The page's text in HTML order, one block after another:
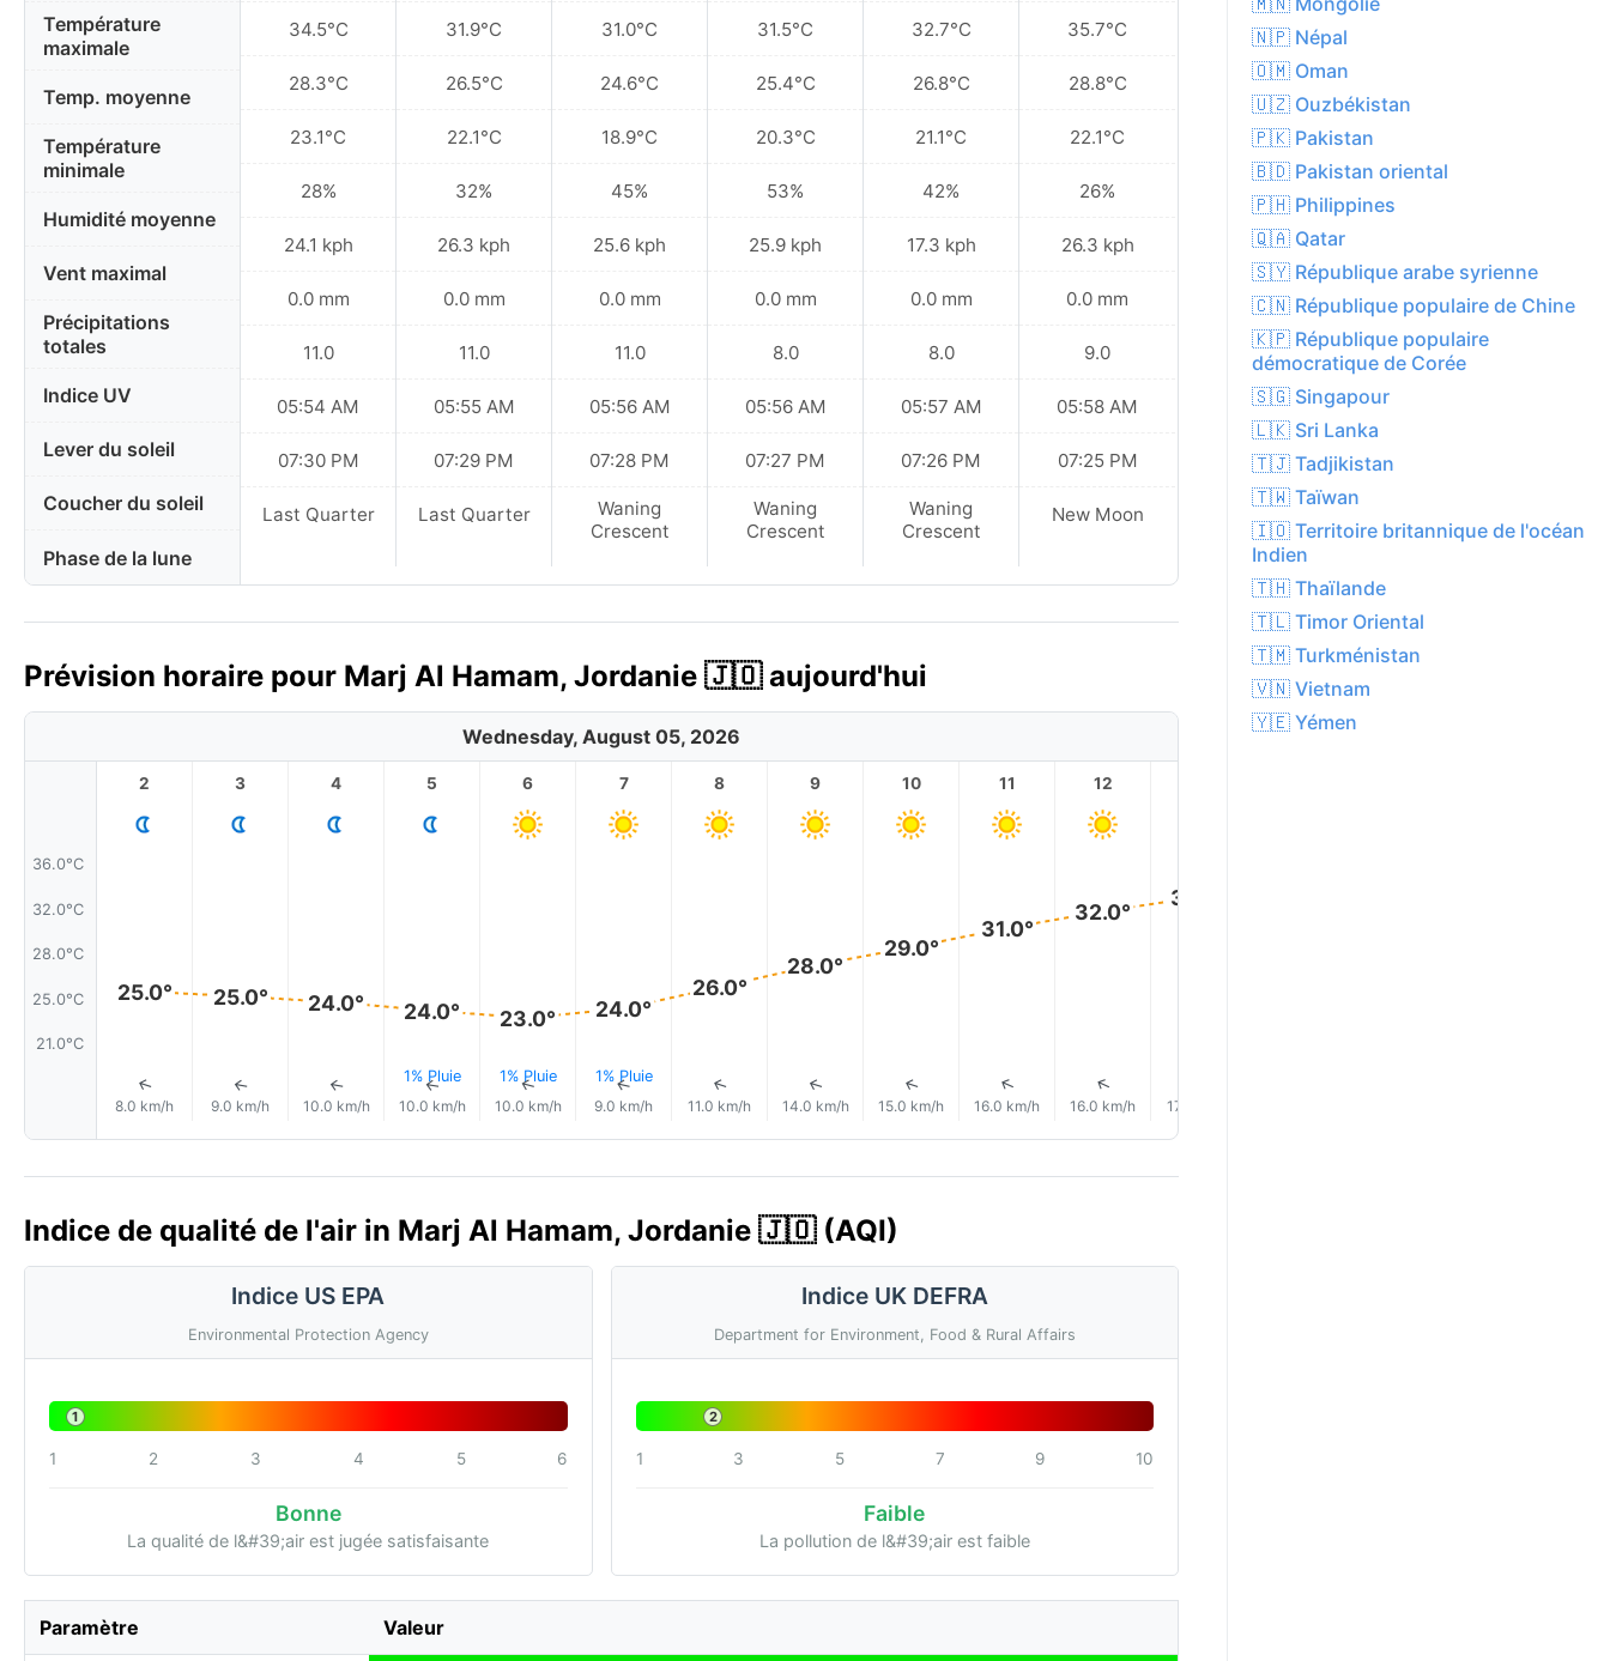
Température
maximale
Temp. moyenne
Température
minimale
Humidité moyenne
Vent maximal
Précipitations
totales
Indice UV
Lever du soleil
Coucher du soleil
Phase de la lune
34.5°C
28.3°C
23.1°C
28%
24.1 kph
0.0 mm
11.0
05:54 AM
07:30 PM
Last Quarter
31.9°C
26.5°C
22.1°C
32%
26.3 kph
0.0 mm
11.0
05:55 AM
07:29 PM
Last Quarter
31.0°C
24.6°C
18.9°C
45%
25.6 kph
0.0 mm
11.0
05:56 AM
07:28 PM
Waning
Crescent
31.5°C
25.4°C
20.3°C
53%
25.9 kph
0.0 mm
8.0
05:56 AM
07:27 PM
Waning
Crescent
32.7°C
26.8°C
21.1°C
42%
17.3 kph
0.0 mm
8.0
05:57 AM
07:26 PM
Waning
Crescent
35.7°C
28.8°C
22.1°C
26%
26.3 kph
0.0 mm
9.0
05:58 AM
07:25 PM
New Moon
Prévision horaire pour Marj Al Hamam, Jordanie 🇯🇴 aujourd'hui
Wednesday, August 05, 2026
36.0°C
32.0°C
28.0°C
25.0°C
21.0°C
2
25.0°
↑
8.0 km/h
3
25.0°
↑
9.0 km/h
4
24.0°
↑
10.0 km/h
5
24.0°
1% Pluie
↑
10.0 km/h
6
23.0°
1% Pluie
↑
10.0 km/h
7
24.0°
1% Pluie
↑
9.0 km/h
8
26.0°
↑
11.0 km/h
9
28.0°
↑
14.0 km/h
10
29.0°
↑
15.0 km/h
11
31.0°
↑
16.0 km/h
12
32.0°
↑
16.0 km/h
33.0°
17.0 km/h
Indice de qualité de l'air in Marj Al Hamam, Jordanie 🇯🇴 (AQI)
Indice US EPA
Environmental Protection Agency
1
1 2 3 4 5 6
Bonne
La qualité de l&#39;air est jugée satisfaisante
Indice UK DEFRA
Department for Environment, Food & Rural Affairs
2
1 3 5 7 9 10
Faible
La pollution de l&#39;air est faible
Paramètre Valeur
🇳🇵 Népal
🇴🇲 Oman
🇺🇿 Ouzbékistan
🇵🇰 Pakistan
🇧🇩 Pakistan oriental
🇵🇭 Philippines
🇶🇦 Qatar
🇸🇾 République arabe syrienne
🇨🇳 République populaire de Chine
🇰🇵 République populaire
démocratique de Corée
🇸🇬 Singapour
🇱🇰 Sri Lanka
🇹🇯 Tadjikistan
🇹🇼 Taïwan
🇮🇴 Territoire britannique de l'océan
Indien
🇹🇭 Thaïlande
🇹🇱 Timor Oriental
🇹🇲 Turkménistan
🇻🇳 Vietnam
🇾🇪 Yémen